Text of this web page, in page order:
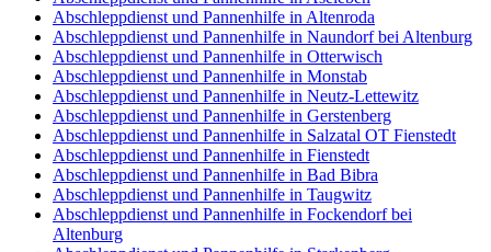
Abschleppdienst und Pannenhilfe in Altenroda
Abschleppdienst und Pannenhilfe in Naundorf bei Altenburg
Abschleppdienst und Pannenhilfe in Otterwisch
Abschleppdienst und Pannenhilfe in Monstab
Abschleppdienst und Pannenhilfe in Neutz-Lettewitz
Abschleppdienst und Pannenhilfe in Gerstenberg
Abschleppdienst und Pannenhilfe in Salzatal OT Fienstedt
Abschleppdienst und Pannenhilfe in Fienstedt
Abschleppdienst und Pannenhilfe in Bad Bibra
Abschleppdienst und Pannenhilfe in Taugwitz
Abschleppdienst und Pannenhilfe in Fockendorf bei
Altenburg